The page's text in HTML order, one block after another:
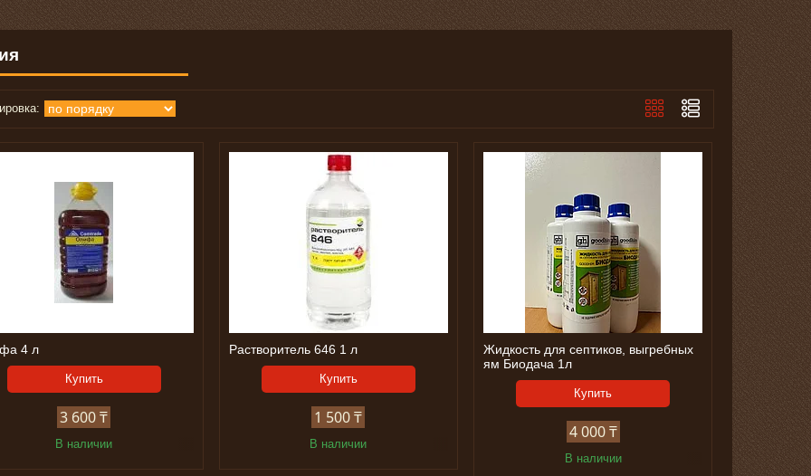
4 л
Купить
3 600 ₸
В наличии
Растворитель 646 1 л
Купить
1 500 ₸
В наличии
Жидкость для септиков, выгребных
ям Биодача 1л
Купить
4 000 ₸
В наличии